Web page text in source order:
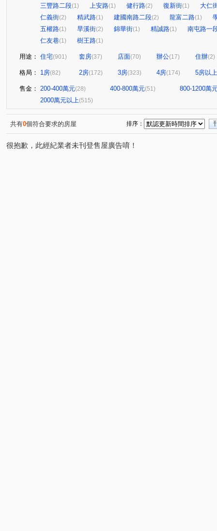
三豐路二段(1) 上安路(1) 健行路(2) 復新街(1)
大仁
仁義街(2) 精武路(1) 建國南路二段(2) 龍富二路(1)
五權路(1) 旱溪街(2) 錦華街(1) 精誠路(1)
南屯路一
仁友巷(1) 樹王路(1)
用途： 住宅(901) 套房(37) 店面(70) 辦公(17) 住辦(2)
格局： 1房(82) 2房(172) 3房(323) 4房(174) 5房以上
售金： 200-400萬元(28) 400-800萬元(51)
800-1200萬
2000萬元以上(515)
共有0個符合要求的房屋 排序：
很抱歉，此經紀業者未刊登售屋廣告唷！